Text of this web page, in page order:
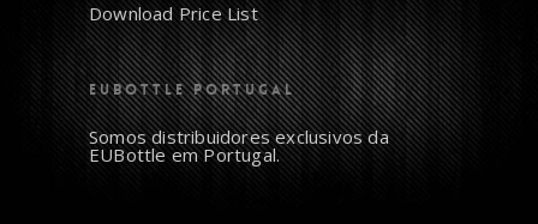
Download Price List
EUBOTTLE PORTUGAL
Somos distribuidores exclusivos da
EUBottle em Portugal.